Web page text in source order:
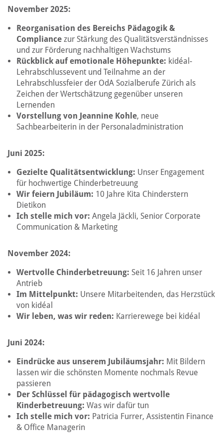
November 2025:
Reorganisation des Bereichs Pädagogik &
Compliance zur Stärkung des Qualitätsverständnisses
und zur Förderung nachhaltigen Wachstums
Rückblick auf emotionale Höhepunkte: kidéal-
Lehrabschlussevent und Teilnahme an der
Lehrabschlussfeier der OdA Sozialberufe Zürich als
Zeichen der Wertschätzung gegenüber unseren
Lernenden
Vorstellung von Jeannine Kohle, neue
Sachbearbeiterin in der Personaladministration
Juni 2025:
Gezielte Qualitätsentwicklung: Unser Engagement
für hochwertige Chinderbetreuung
Wir feiern Jubiläum: 10 Jahre Kita Chinderstern
Dietikon
Ich stelle mich vor: Angela Jäckli, Senior Corporate
Communication & Marketing
November 2024:
Wertvolle Chinderbetreuung: Seit 16 Jahren unser
Antrieb
Im Mittelpunkt: Unsere Mitarbeitenden, das Herzstück
von kidéal
Wir leben, was wir reden: Karrierewege bei kidéal
Juni 2024:
Eindrücke aus unserem Jubiläumsjahr: Mit Bildern
lassen wir die schönsten Momente nochmals Revue
passieren
Der Schlüssel für pädagogisch wertvolle
Kinderbetreuung: Was wir dafür tun
Ich stelle mich vor: Patricia Furrer, Assistentin Finance
& Office Managerin